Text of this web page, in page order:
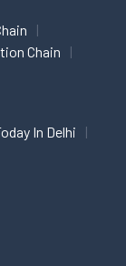
Chain
In Delhi